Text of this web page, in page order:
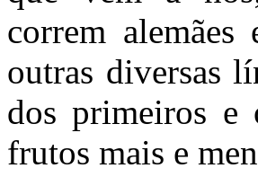
correm
outras diversas
dos primeiros e
frutos mais e